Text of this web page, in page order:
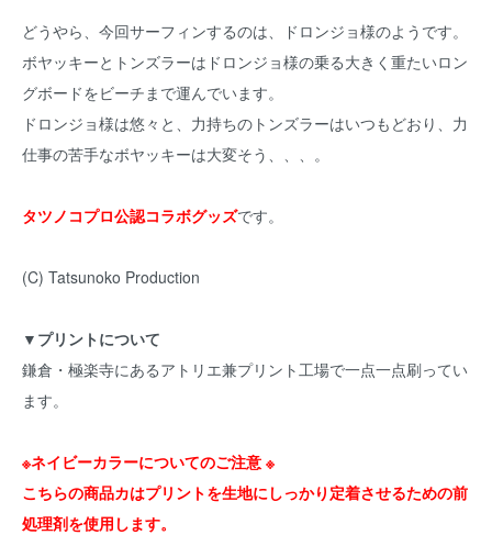
どうやら、今回サーフィンするのは、ドロンジョ様のようです。
ボヤッキーとトンズラーはドロンジョ様の乗る大きく重たいロン
グボードをビーチまで運んでいます。
ドロンジョ様は悠々と、力持ちのトンズラーはいつもどおり、力
仕事の苦手なボヤッキーは大変そう、、、。
タツノコプロ公認コラボグッズです。
(C) Tatsunoko Production
▼プリントについて
鎌倉・極楽寺にあるアトリエ兼プリント工場で一点一点刷ってい
ます。
※ネイビーカラーについてのご注意 ※
こちらの商品カはプリントを生地にしっかり定着させるための前
処理剤を使用します。